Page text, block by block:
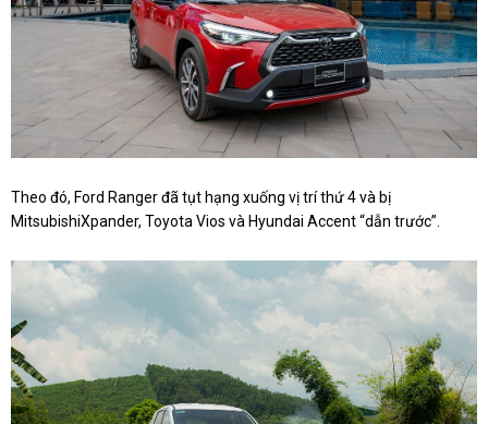
Theo đó, Ford Ranger đã tụt hạng xuống vị trí thứ 4 và bị
MitsubishiXpander, Toyota Vios và Hyundai Accent “dẫn trước”.